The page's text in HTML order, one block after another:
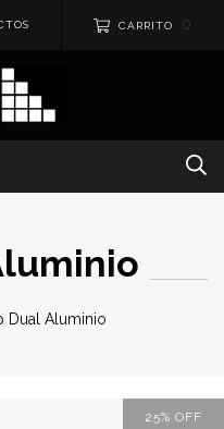
CARRITO 0
Dual Aluminio
25% OFF